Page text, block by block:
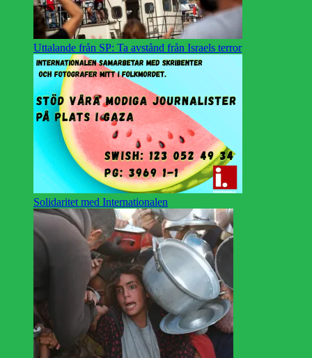
Uttalande från SP: Ta avstånd från Israels terror
Solidaritet med Internationalen